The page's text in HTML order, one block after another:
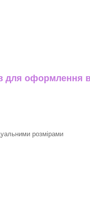
для оформлення
розмірами